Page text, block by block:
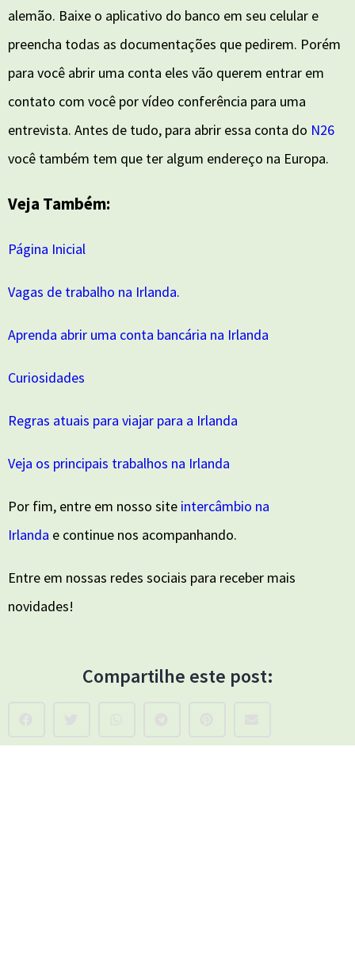
alemão. Baixe o aplicativo do banco em seu celular e
preencha todas as documentações que pedirem. Porém
para você abrir uma conta eles vão querem entrar em
contato com você por vídeo conferência para uma
entrevista. Antes de tudo, para abrir essa conta do N26
você também tem que ter algum endereço na Europa.
Veja Também:
Página Inicial
Vagas de trabalho na Irlanda.
Aprenda abrir uma conta bancária na Irlanda
Curiosidades
Regras atuais para viajar para a Irlanda
Veja os principais trabalhos na Irlanda
Por fim, entre em nosso site intercâmbio na
Irlanda e continue nos acompanhando.
Entre em nossas redes sociais para receber mais
novidades!
Compartilhe este post: